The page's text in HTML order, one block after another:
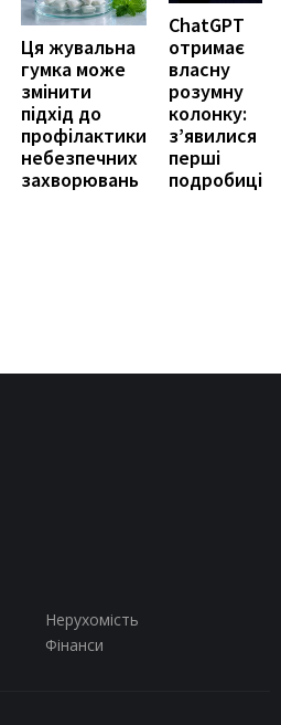
Ця жувальна
гумка може
змінити
підхід до
профілактики
небезпечних
захворювань
ChatGPT
отримає
власну
розумну
колонку:
з’явилися
перші
подробиці
Нерухомість
Фінанси